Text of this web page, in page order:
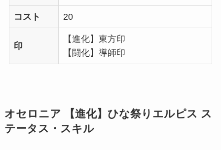
コスト 20
印
【進化】東方印
【闘化】導師印
オセロニア 【進化】ひな祭りエルピス ス
テータス・スキル